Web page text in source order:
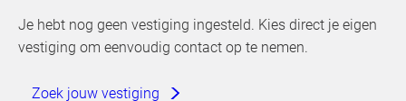
Je hebt nog geen vestiging ingesteld. Kies direct je eigen
vestiging om eenvoudig contact op te nemen.
Zoek jouw vestiging